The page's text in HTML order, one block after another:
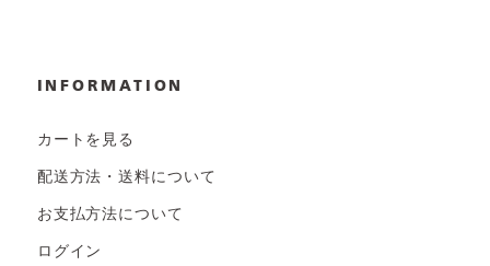
INFORMATION
カートを見る
配送方法・送料について
お支払方法について
ログイン